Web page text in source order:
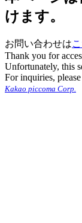
けます。
お問い合わせは
Thank you for
Unfortunately, this
For inquiries, please
Kakao piccoma Corp.